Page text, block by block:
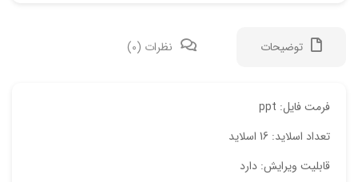
توضیحات نظرات (0)
فرمت فایل: ppt
تعداد اسلاید: 16 اسلاید
قابلیت ویرایش: دارد